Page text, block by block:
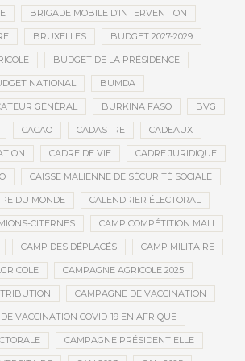
BRIGADE MOBILE D’INTERVENTION
BRUXELLES BUDGET 2027-2029
BUDGET DE LA PRÉSIDENCE
NATIONAL BUMDA
GÉNÉRAL BURKINA FASO BVG
CACAO CADASTRE CADEAUX
CADRE DE VIE CADRE JURIDIQUE
CAISSE MALIENNE DE SÉCURITÉ SOCIALE
DU MONDE CALENDRIER ÉLECTORAL
CITERNES CAMP COMPÉTITION MALI
CAMP DES DÉPLACÉS CAMP MILITAIRE
CAMPAGNE AGRICOLE 2025
CAMPAGNE DE VACCINATION
VACCINATION COVID-19 EN AFRIQUE
CAMPAGNE PRÉSIDENTIELLE